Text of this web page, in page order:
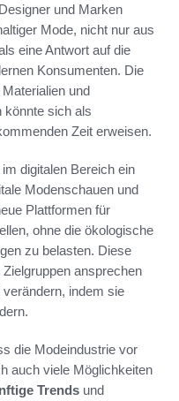
und Marken
Mode, nicht nur aus
eine Antwort auf die
Konsumenten. Die
und
könnte sich als
Zeit erweisen.
im digitalen Bereich ein
Modenschauen und
Plattformen für
ohne die ökologische
zu belasten. Diese
ansprechen
indem sie
die Modeindustrie vor
auch viele Möglichkeiten
Trends und